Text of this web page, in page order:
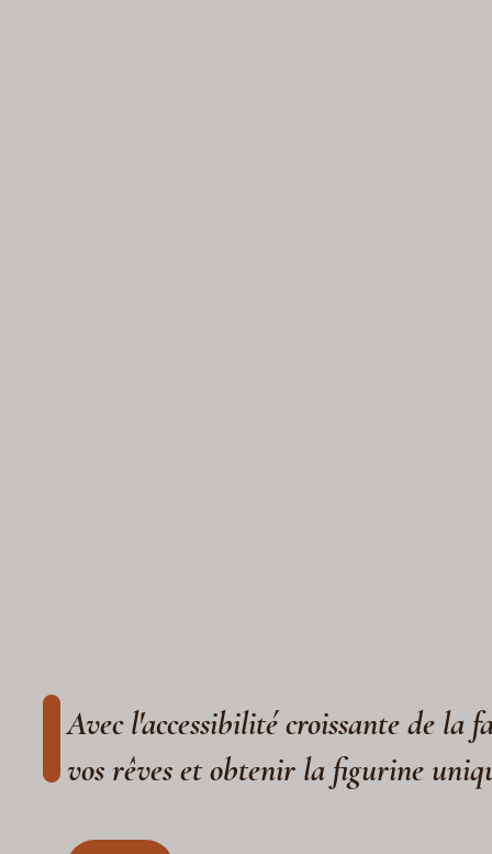
Avec l'accessibilité croissante de la
vos rêves et obtenir la figurine